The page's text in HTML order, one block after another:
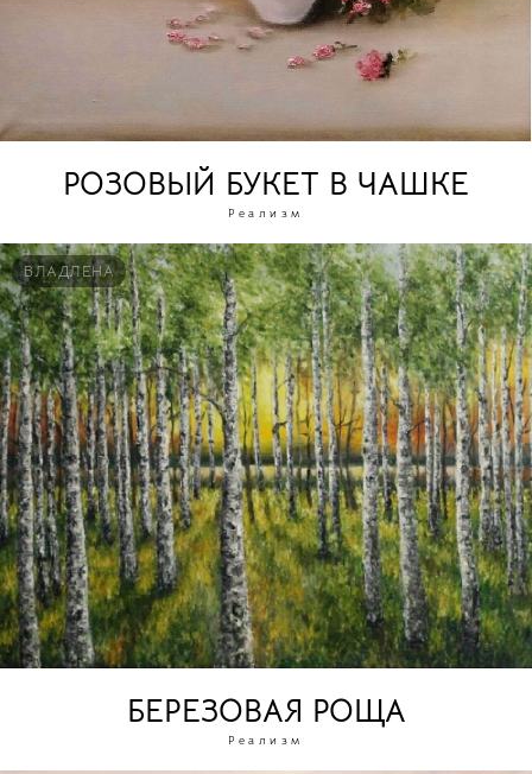
РОЗОВЫЙ БУКЕТ В ЧАШКЕ
Реализм
ВЛАДЛЕНА
БЕРЕЗОВАЯ РОЩА
Реализм